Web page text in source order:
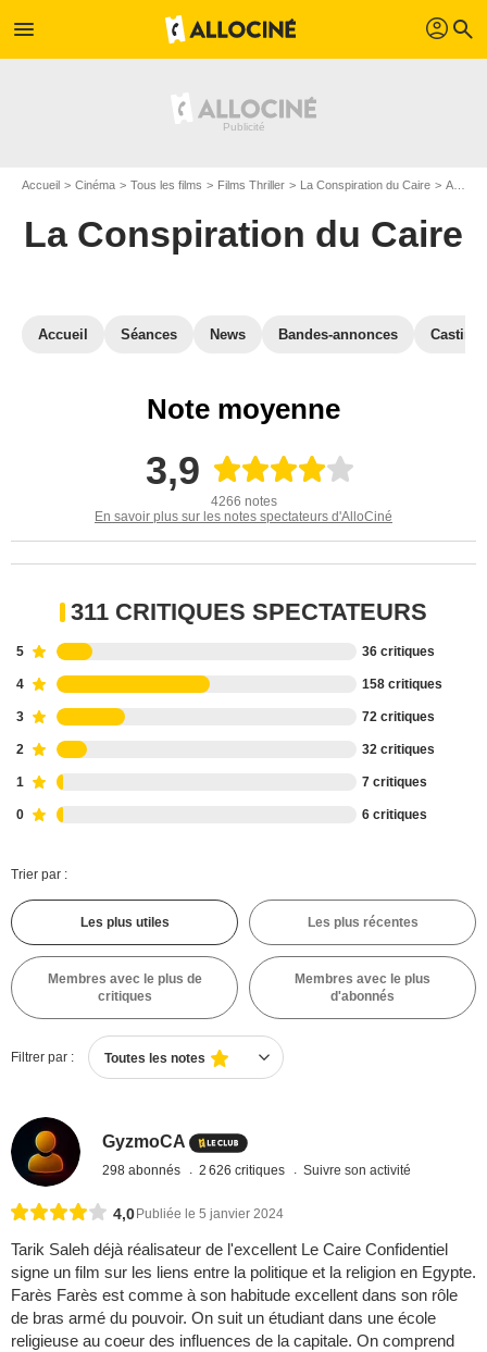
menu profil search
Accueil Cinéma Tous les films Films Thriller La Conspiration du Caire Avis La Conspiration du Caire
La Conspiration du Caire
Accueil Séances News Bandes-annonces Casting
Note moyenne
3,9
4266 notes
En savoir plus sur les notes spectateurs d'AlloCiné
311 CRITIQUES SPECTATEURS
5 36 critiques
4 158 critiques
3 72 critiques
2 32 critiques
1 7 critiques
0 6 critiques
Trier par :
Les plus utiles Les plus récentes
Membres avec le plus de
critiques
Membres avec le plus
d'abonnés
Filtrer par : Toutes les notes
GyzmoCA
298 abonnés 2 626 critiques Suivre son activité
4,0 Publiée le 5 janvier 2024
Tarik Saleh déjà réalisateur de l'excellent Le Caire Confidentiel
signe un film sur les liens entre la politique et la religion en Egypte.
Farès Farès est comme à son habitude excellent dans son rôle
de bras armé du pouvoir. On suit un étudiant dans une école
religieuse au coeur des influences de la capitale. On comprend